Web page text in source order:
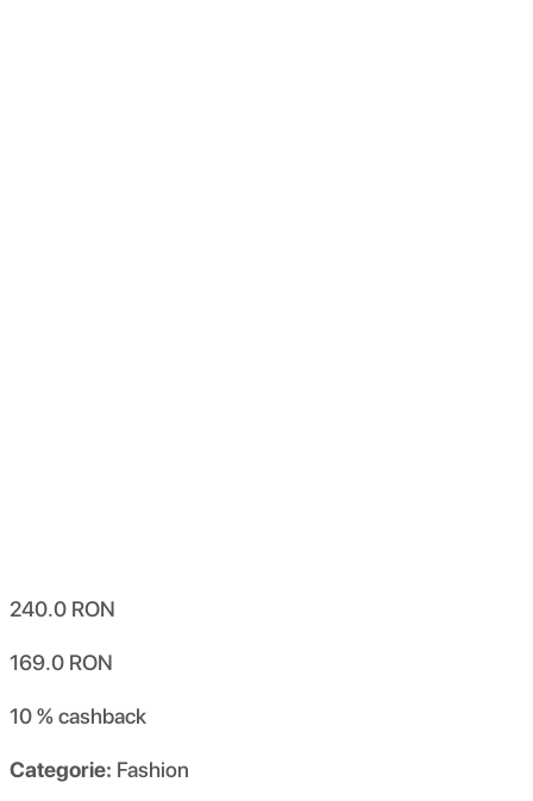
240.0 RON
169.0 RON
10 %cashback
Categorie: Fashion